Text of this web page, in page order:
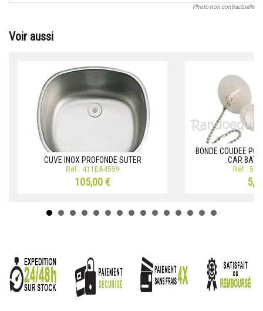
Photo non contractuelle
Voir aussi
CUVE INOX PROFONDE SUTER
Réf.: 411EA4559
105,00 €
BONDE COUDEE
CAR
Réf.: